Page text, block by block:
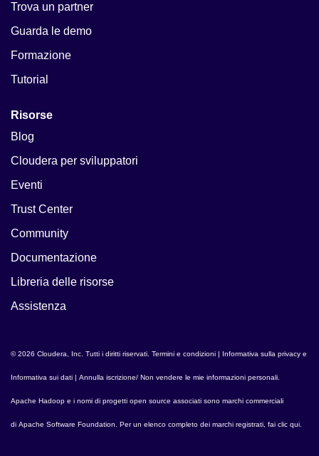
Trova un partner
Guarda le demo
Formazione
Tutorial
Risorse
Blog
Cloudera per sviluppatori
Eventi
Trust Center
Community
Documentazione
Libreria delle risorse
Assistenza
© 2026 Cloudera, Inc. Tutti i diritti riservati. Termini e condizioni | Informativa sulla privacy e
Informativa sui dati | Annulla iscrizione/ Non vendere le mie informazioni personali
Apache Hadoop e i nomi di progetti open source associati sono marchi commerciali
di Apache Software Foundation . Per un elenco completo dei marchi registrati, fai clic qui